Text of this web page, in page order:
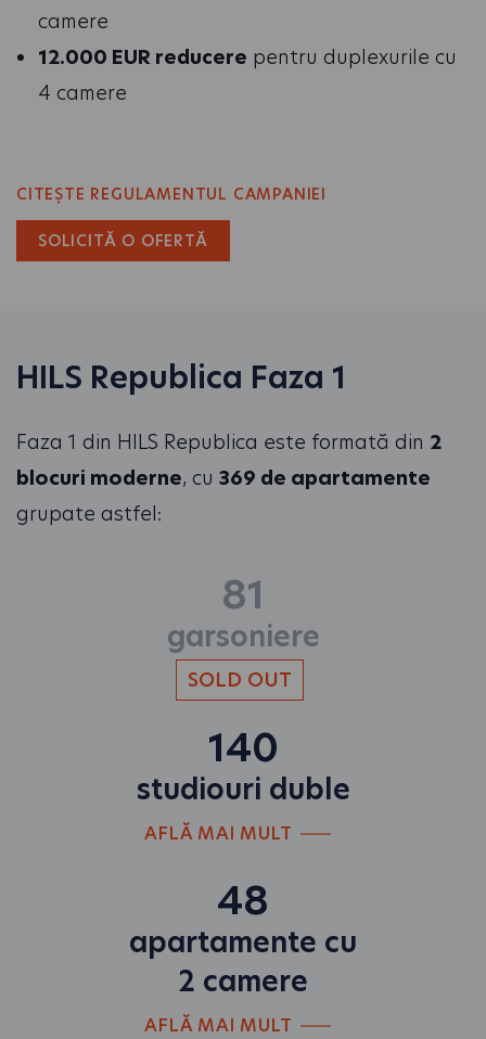
camere
12.000 EUR reducere pentru duplexurile cu
4 camere
CITEȘTE REGULAMENTUL CAMPANIEI
SOLICITĂ O OFERTĂ
HILS Republica Faza 1
Faza 1 din HILS Republica este formată din 2
blocuri moderne, cu 369 de apartamente
grupate astfel:
81
garsoniere
140
studiouri duble
AFLĂ MAI MULT
48
apartamente cu
2 camere
AFLĂ MAI MULT